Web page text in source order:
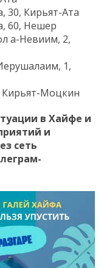
30, Кирьят-Ата
60, Нешер
а-Невиим, 2,
1,
Кирьят-Моцкин
в Хайфе и
и
сеть